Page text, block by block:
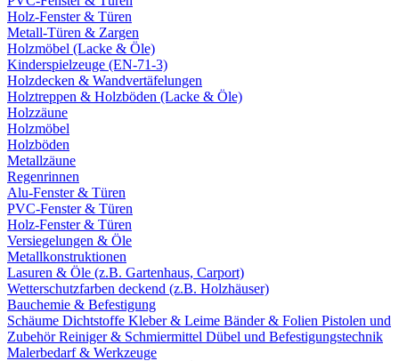
Holz-Fenster & Türen
Metall-Türen & Zargen
Holzmöbel (Lacke & Öle)
Kinderspielzeuge (EN-71-3)
Holzdecken & Wandvertäfelungen
Holztreppen & Holzböden (Lacke & Öle)
Holzzäune
Holzmöbel
Holzböden
Metallzäune
Regenrinnen
Alu-Fenster & Türen
PVC-Fenster & Türen
Holz-Fenster & Türen
Versiegelungen & Öle
Metallkonstruktionen
Lasuren & Öle (z.B. Gartenhaus, Carport)
Wetterschutzfarben deckend (z.B. Holzhäuser)
Bauchemie & Befestigung
Schäume Dichtstoffe Kleber & Leime Bänder & Folien Pistolen und
ZubehörReiniger & Schmiermittel Dübel und Befestigungstechnik
Malerbedarf & Werkzeuge